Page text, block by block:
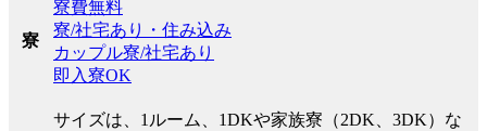
寮
寮費無料
寮/社宅あり・住み込み
カップル寮/社宅あり
即入寮OK
サイズは、1ルーム、1DKや家族寮（2DK、3DK）な